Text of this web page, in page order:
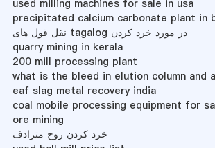
used milling machines for sale in usa
precipitated calcium carbonate plant in
نقل قول های tagalog در مورد خرد کردن
quarry mining in kerala
200 mill processing plant
what is the bleed in elution column and
eaf slag metal recovery india
coal mobile processing equipment for
ore mining
خرد کردن روح مترادف